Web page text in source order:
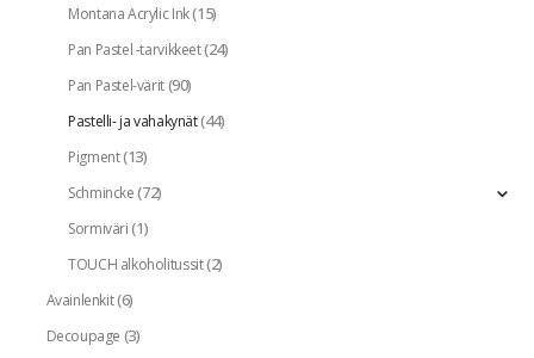
Montana Acrylic Ink(15)
Pan Pastel -tarvikkeet(24)
Pan Pastel-värit(90)
Pastelli- ja vahakynät(44)
Pigment(13)
Schmincke(72)
Sormiväri(1)
TOUCH alkoholitussit(2)
Avainlenkit(6)
Decoupage (3)